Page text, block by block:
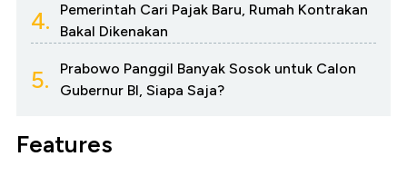
4.
Pemerintah Cari Pajak Baru, Rumah Kontrakan
Bakal Dikenakan
5.
Prabowo Panggil Banyak Sosok untuk Calon
Gubernur BI, Siapa Saja?
Features